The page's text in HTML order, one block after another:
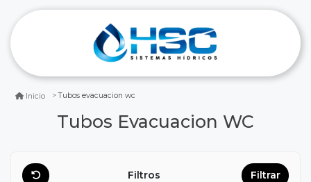
Inicio Tubos evacuacion wc
Tubos Evacuacion WC
Filtros Filtrar